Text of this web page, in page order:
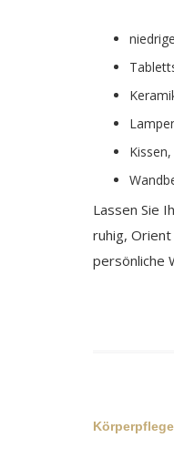
Lassen Sie
ruhig,
persönliche